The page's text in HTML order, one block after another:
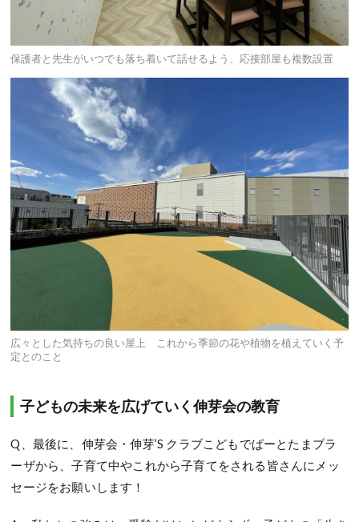
保護者と先生がいつでも落ち着いて話せるよう、応接部屋も複数設置
広々とした気持ちの良い屋上 これから季節の花や植物を植えていく予
定とのこと
子どもの未来を広げていく伸芽会の教育
Q、最後に、伸芽会・伸芽’S クラブこどもでぱーとたまプラ
ーザから、子育て中やこれから子育てをされる皆さんにメッ
セージをお願いします！